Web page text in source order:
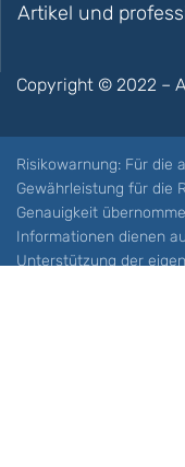
Artikel und
Copyright © 2022 –
Risikowarnung: Für die
Gewährleistung für die
Genauigkeit
Informationen dienen
Unterstützung der